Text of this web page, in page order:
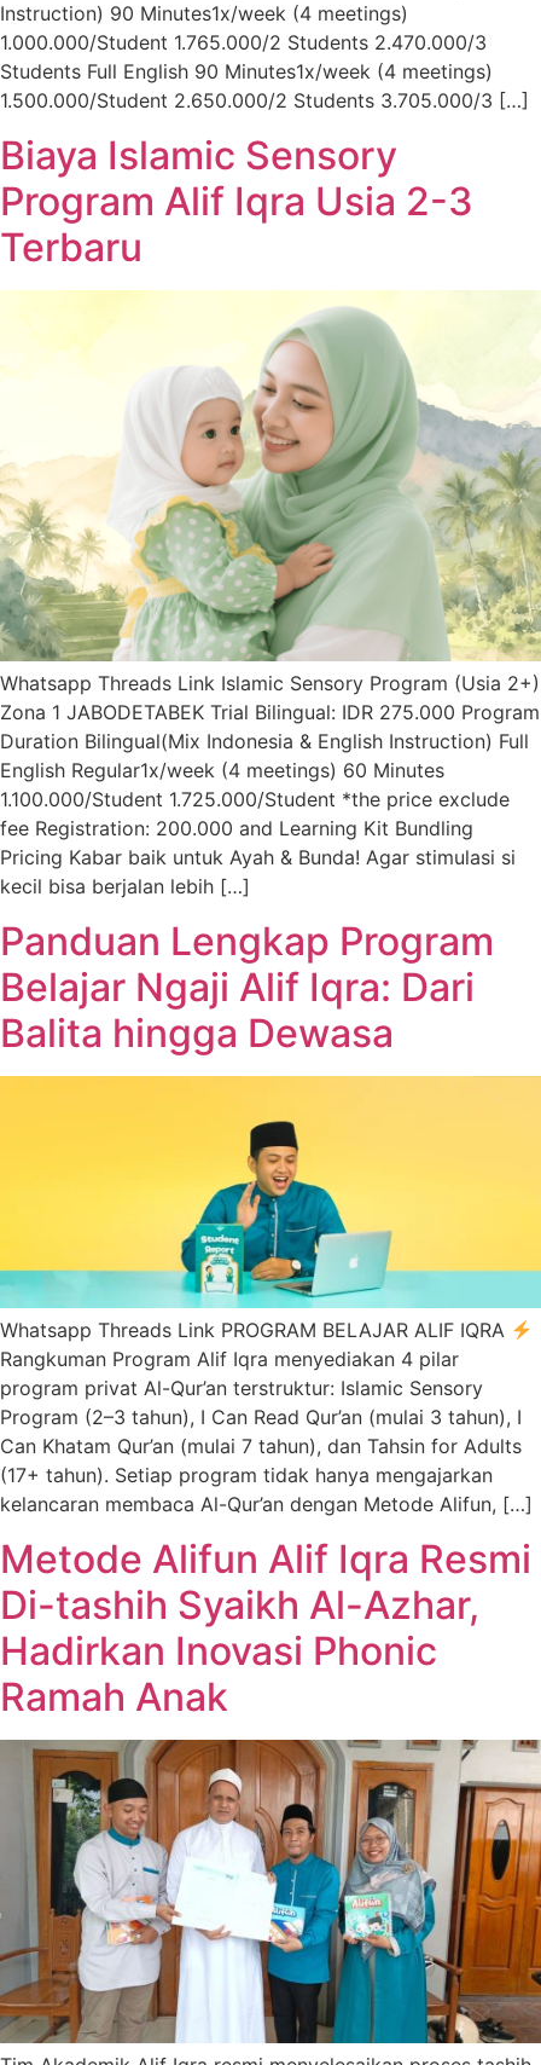
Instruction) 90 Minutes1x/week (4 meetings)
1.000.000/Student 1.765.000/2 Students 2.470.000/3
Students Full English 90 Minutes1x/week (4 meetings)
1.500.000/Student 2.650.000/2 Students 3.705.000/3 […]
Biaya Islamic Sensory
Program Alif Iqra Usia 2-3
Terbaru
Whatsapp Threads Link Islamic Sensory Program (Usia 2+)
Zona 1 JABODETABEK Trial Bilingual: IDR 275.000 Program
Duration Bilingual(Mix Indonesia & English Instruction) Full
English Regular1x/week (4 meetings) 60 Minutes
1.100.000/Student 1.725.000/Student *the price exclude
fee Registration: 200.000 and Learning Kit Bundling
Pricing Kabar baik untuk Ayah & Bunda! Agar stimulasi si
kecil bisa berjalan lebih […]
Panduan Lengkap Program
Belajar Ngaji Alif Iqra: Dari
Balita hingga Dewasa
Whatsapp Threads Link PROGRAM BELAJAR ALIF IQRA
Rangkuman Program Alif Iqra menyediakan 4 pilar
program privat Al-Qur’an terstruktur: Islamic Sensory
Program (2–3 tahun), I Can Read Qur’an (mulai 3 tahun), I
Can Khatam Qur’an (mulai 7 tahun), dan Tahsin for Adults
(17+ tahun). Setiap program tidak hanya mengajarkan
kelancaran membaca Al-Qur’an dengan Metode Alifun, […]
Metode Alifun Alif Iqra Resmi
Di-tashih Syaikh Al-Azhar,
Hadirkan Inovasi Phonic
Ramah Anak